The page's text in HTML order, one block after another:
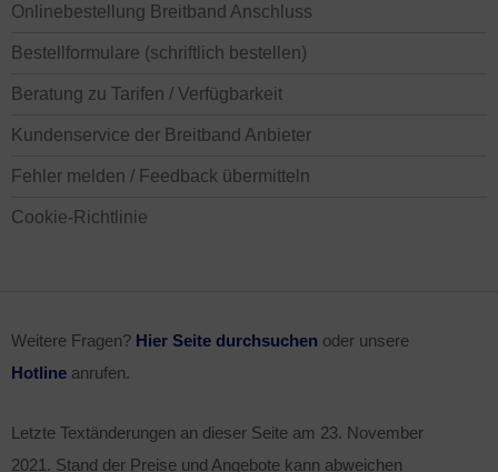
Onlinebestellung Breitband Anschluss
Bestellformulare (schriftlich bestellen)
Beratung zu Tarifen / Verfügbarkeit
Kundenservice der Breitband Anbieter
Fehler melden / Feedback übermitteln
Cookie-Richtlinie
Weitere Fragen? Hier Seite durchsuchen oder unsere
Hotline anrufen.
Letzte Textänderungen an dieser Seite am 23. November
2021 . Stand der Preise und Angebote kann abweichen